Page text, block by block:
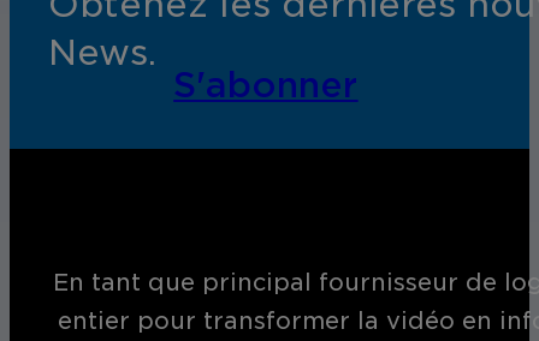
News.
S'abonner
En tant que principal fournisseur de
entier pour transformer la vidéo en